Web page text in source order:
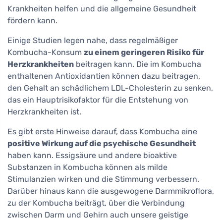
Krankheiten helfen und die allgemeine Gesundheit
fördern kann.
Einige Studien legen nahe, dass regelmäßiger
Kombucha-Konsum zu einem geringeren Risiko für
Herzkrankheiten beitragen kann. Die im Kombucha
enthaltenen Antioxidantien können dazu beitragen,
den Gehalt an schädlichem LDL-Cholesterin zu senken,
das ein Hauptrisikofaktor für die Entstehung von
Herzkrankheiten ist.
Es gibt erste Hinweise darauf, dass Kombucha eine
positive Wirkung auf die psychische Gesundheit
haben kann. Essigsäure und andere bioaktive
Substanzen in Kombucha können als milde
Stimulanzien wirken und die Stimmung verbessern.
Darüber hinaus kann die ausgewogene Darmmikroflora,
zu der Kombucha beiträgt, über die Verbindung
zwischen Darm und Gehirn auch unsere geistige